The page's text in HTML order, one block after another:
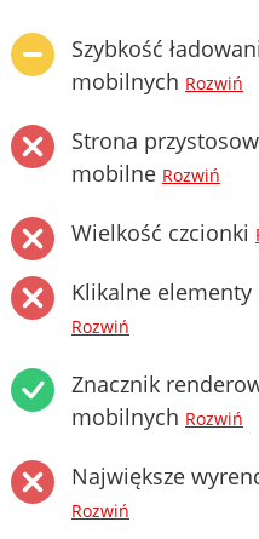
Szybkość
mobilnych Rozwiń
Strona
mobilne Rozwiń
Wielkość czcionki
Klikalne
Rozwiń
Znacznik
mobilnych Rozwiń
Największe
Rozwiń